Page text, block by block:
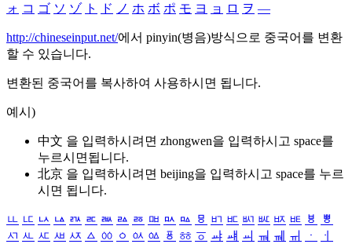
ォ コ ゴ ソ ゾ ト ド ノ ホ ボ ポ モ ヨ ョ ロ ヲ ―
http://chineseinput.net/에서 pinyin(병음)방식으로 중국어를 변환
할 수 있습니다.
변환된 중국어를 복사하여 사용하시면 됩니다.
예시)
中文 을 입력하시려면 zhongwen을 입력하시고 space를
누르시면됩니다.
北京 을 입력하시려면 beijing을 입력하시고 space를 누르
시면 됩니다.
ㅥ ㅦ ㅧ ㅨ ㅩ ㅪ ㅫ ㅬ ㅭ ㅮ ㅯ ㅰ ㅱ ㅲ ㅳ ㅴ ㅵ ㅶ ㅷ ㅸ
ㅹ
ㅺ ㅻ ㅼ ㅽ ㅾ ㅿ ㆀ ㆁ ㆂ ㆃ ㆄ ㆅ ㆆ ㆇ ㆈ ㆉ ㆊ ㆋ ㆌ ㆍ
ㆎ